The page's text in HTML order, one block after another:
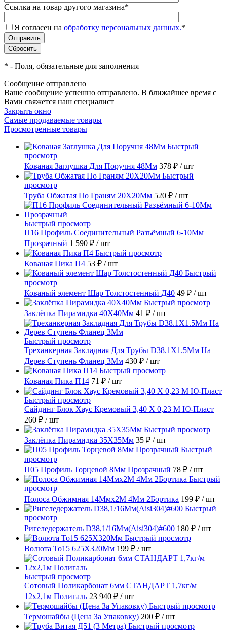
Ссылка на товар другого магазина*
Я согласен на обработку персональных данных.*
* - Поля, обязательные для заполнения
Сообщение отправлено
Ваше сообщение успешно отправлено. В ближайшее время с
Вами свяжется наш специалист
Закрыть окно
Самые продаваемые товары
Просмотренные товары
Быстрый
просмотр
Кованая Заглушка Для Поручня 48Мм 378 ₽ / шт
Быстрый
просмотр
Труба Обжатая По Граням 20X20Мм 520 ₽ / шт
Быстрый просмотр
П16 Профиль Соединительный Разъёмный 6-10Мм
Прозрачный 1 590 ₽ / шт
Быстрый просмотр
Кованая Пика П4 53 ₽ / шт
Быстрый
просмотр
Кованый элемент Шар Толстостенный Д40 49 ₽ / шт
Быстрый просмотр
Заклёпка Пирамидка 40X40Мм 41 ₽ / шт
Быстрый просмотр
Треханкерная Закладная Для Трубы D38.1Х1.5Мм На
Дерев Ступень Фланец 3Мм 430 ₽ / шт
Быстрый просмотр
Кованая Пика П14 71 ₽ / шт
Быстрый просмотр
Сайдинг Блок Хаус Кремовый 3,40 Х 0,23 М Ю-Пласт
260 ₽ / шт
Быстрый просмотр
Заклёпка Пирамидка 35X35Мм 35 ₽ / шт
Быстрый
просмотр
П05 Профиль Торцевой 8Мм Прозрачный 78 ₽ / шт
Быстрый
просмотр
Полоса Обжимная 14Ммх2М 4Мм 2Бортика 199 ₽ / шт
Быстрый
просмотр
Ригеледержатель D38,1/16Мм(Aisi304)#600 180 ₽ / шт
Быстрый просмотр
Волюта То15 625X320Мм 199 ₽ / шт
Быстрый просмотр
Сотовый Поликарбонат 6мм СТАНДАРТ 1,7кг/м
12х2,1м Полигаль 23 940 ₽ / шт
Быстрый просмотр
Термошайбы (Цена За Упаковку) 200 ₽ / шт
Быстрый просмотр